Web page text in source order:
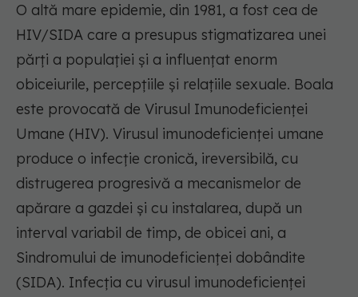
O altă mare epidemie, din 1981, a fost cea de
HIV/SIDA care a presupus stigmatizarea unei
părți a populației și a influențat enorm
obiceiurile, percepțiile și relațiile sexuale. Boala
este provocată de Virusul Imunodeficienței
Umane (HIV). Virusul imunodeficienței umane
produce o infecție cronică, ireversibilă, cu
distrugerea progresivă a mecanismelor de
apărare a gazdei și cu instalarea, după un
interval variabil de timp, de obicei ani, a
Sindromului de imunodeficienței dobândite
(SIDA). Infecția cu virusul imunodeficienței